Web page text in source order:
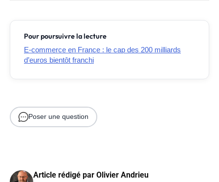
Pour poursuivre la lecture
E-commerce en France : le cap des 200 milliards
d’euros bientôt franchi
Poser une question
Article rédigé par Olivier Andrieu